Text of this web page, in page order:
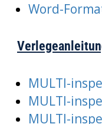
Word-
MULTI-
MULTI-
MULTI-